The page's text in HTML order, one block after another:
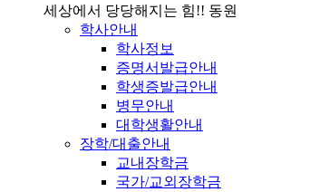
세상에서 당당해지는 힘!! 동원
학사안내
학사정보
증명서발급안내
학생증발급안내
병무안내
대학생활안내
장학/대출안내
교내장학금
국가/교외장학금